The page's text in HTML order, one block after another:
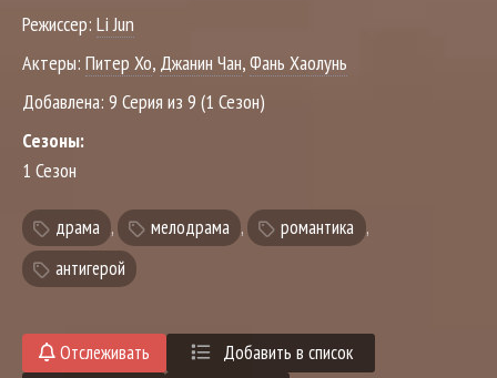
Режиссер: Li Jun
Актеры: Питер Хо, Джанин Чан,Фань Хаолунь
Добавлена: 9 Серия из 9 (1 Сезон)
Сезоны:
1 Сезон
драма , мелодрама , романтика ,
антигерой
Отслеживать
Добавить в список